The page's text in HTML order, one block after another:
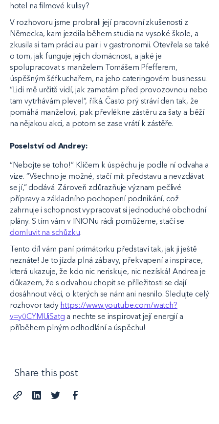
hotel na filmové kulisy?
V rozhovoru jsme probrali její pracovní zkušenosti z
Německa, kam jezdila během studia na vysoké škole, a
zkusila si tam práci au pair i v gastronomii. Otevřela se také
o tom, jak funguje jejich domácnost, a jaké je
spolupracovat s manželem Tomášem Pfefferem,
úspěšným šéfkuchařem, na jeho cateringovém businessu.
“Lidi mě určitě vidí, jak zametám před provozovnou nebo
tam vytrhávám plevel”, říká. Často prý stráví den tak, že
pomáhá manželovi, pak převlékne zástěru za šaty a běží
na nějakou akci, a potom se zase vrátí k zástěře.
Poselství od Andrey:
“Nebojte se toho!” Klíčem k úspěchu je podle ní odvaha a
vize. “Všechno je možné, stačí mít představu a nevzdávat
se jí,” dodává. Zároveň zdůrazňuje význam pečlivé
přípravy a základního pochopení podnikání, což
zahrnuje i schopnost vypracovat si jednoduché obchodní
plány. S tím vám v INIONu rádi pomůžeme, stačí se
domluvit na schůzku.
Tento díl vám paní primátorku představí tak, jak ji ještě
neznáte! Je to jízda plná zábavy, překvapení a inspirace,
která ukazuje, že kdo nic neriskuje, nic nezíská! Andrea je
důkazem, že s odvahou chopit se příležitosti se dají
dosáhnout věci, o kterých se nám ani nesnilo. Sledujte celý
rozhovor tady https://www.youtube.com/watch?
v=y0CYMUiSatg a nechte se inspirovat její energií a
příběhem plným odhodlání a úspěchu!
Share this post